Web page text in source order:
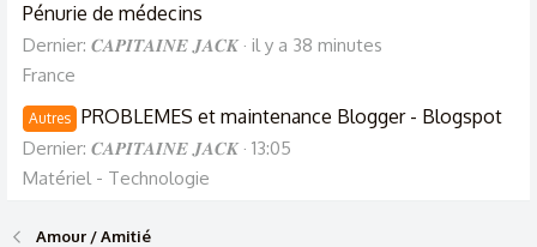
Pénurie de médecins
Dernier: 𝑪𝑨𝑷𝑰𝑻𝑨𝑰𝑵𝑬 𝑱𝑨𝑪𝑲 il y a 38 minutes
France
Autres PROBLEMES et maintenance Blogger - Blogspot
Dernier: 𝑪𝑨𝑷𝑰𝑻𝑨𝑰𝑵𝑬 𝑱𝑨𝑪𝑲 13:05
Matériel - Technologie
Amour / Amitié